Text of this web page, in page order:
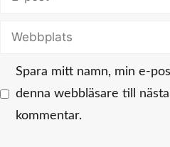
Webbplats
Spara mitt namn, min e-
denna webbläsare till
kommentar.